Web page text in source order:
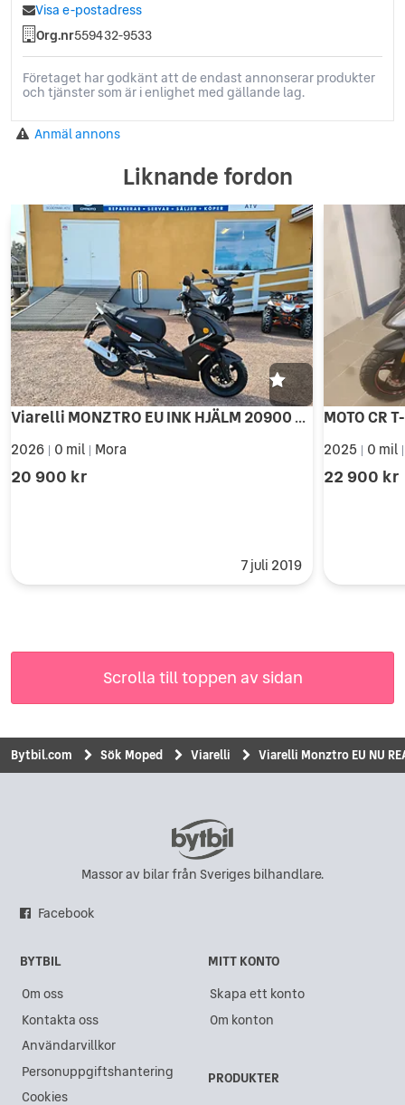
Visa e-postadress
Org.nr559432-9533
Företaget har godkänt att de endast annonserar produkter
och tjänster som är i enlighet med gällande lag.
Anmäl annons
Liknande fordon
Viarelli MONZTRO EU INK HJÄLM 20900 KR
2026 0 mil Mora
20 900 kr
7 juli 2019
2025 0 mil
22 900 kr
Scrolla till toppen av sidan
Bytbil.com Sök Moped Viarelli Viarelli Monztro EU NU
Massor av bilar från Sveriges bilhandlare.
Facebook
BYTBIL
Om oss
Kontakta oss
Användarvillkor
Personuppgiftshantering
Cookies
MITT KONTO
Skapa ett konto
Om konton
PRODUKTER